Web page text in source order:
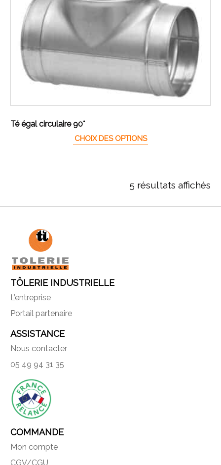
Té égal circulaire 90°
CHOIX DES OPTIONS
5 résultats affichés
TÔLERIE INDUSTRIELLE
L’entreprise
Portail partenaire
ASSISTANCE
Nous contacter
05 49 94 31 35
COMMANDE
Mon compte
CGV/CGU